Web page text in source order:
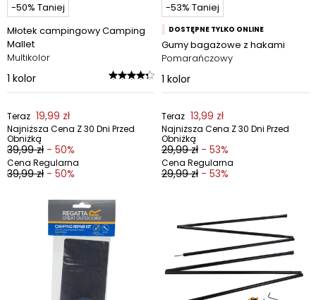
-50% Taniej
Młotek campingowy Camping
Mallet
Multikolor
1 kolor
Teraz 19,99 zł
Najniższa Cena Z 30 Dni Przed
Obniżką
39,99 zł - 50%
Cena Regularna
39,99 zł - 50%
-53% Taniej
DOSTĘPNE TYLKO ONLINE
Gumy bagażowe z hakami
Pomarańczowy
1 kolor
Teraz 13,99 zł
Najniższa Cena Z 30 Dni Przed
Obniżką
29,99 zł - 53%
Cena Regularna
29,99 zł - 53%